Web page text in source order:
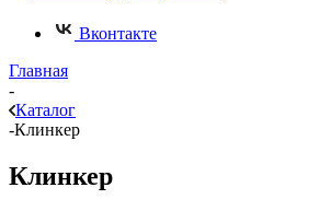
Вконтакте
Главная
-
Каталог
-Клинкер
Клинкер